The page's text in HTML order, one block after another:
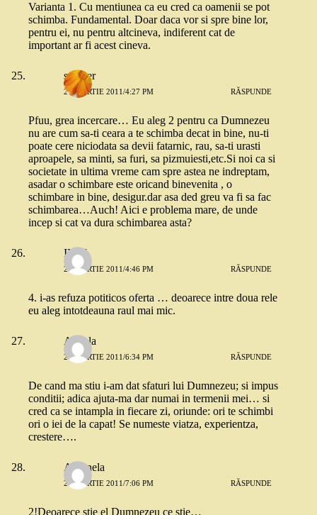
Varianta 1. Cu mentiunea ca eu cred ca oamenii se pot
schimba. Fundamental. Doar daca vor si spre bine lor,
pentru ei, nu pentru altcineva, indiferent cat de
important ar fi acest cineva.
szqwer
29 MARTIE 2011/4:27 PM RĂSPUNDE
Pfuu, grea incercare… Eu aleg 2 pentru ca Dumnezeu
nu are cum sa-ti ceara a te schimba decat in bine, nu-ti
poate cere niciodata sa devii fatarnic, rau, sa-ti urasti
aproapele, sa minti, sa furi, sa pizmuiesti,etc.Si noi ca si
societate in ultima vreme cam spre astea ne indreptam,
asadar o schimbare este oricand binevenita , o
schimbare in bine, desigur.dar asa ded greu va fi sa fac
schimbarea…Auch! Aici e problema mare, de unde
incep si cat va dura schimbarea asta?
INTJ
29 MARTIE 2011/4:46 PM RĂSPUNDE
4. i-as refuza potiticos oferta … deoarece intre doua rele
eu aleg intotdeauna raul mai mic.
Angela
29 MARTIE 2011/6:34 PM RĂSPUNDE
De cand ma stiu i-am dat sfaturi lui Dumnezeu; si impus
conditii; adica ajuta-ma dar numai in termenii mei… si
cred ca se intampla in fiecare zi, oriunde: ori te schimbi
ori o iei de la capat! Se numeste viatza, experientza,
crestere….
Antonela
29 MARTIE 2011/7:06 PM RĂSPUNDE
2!Deoarece stie el Dumnezeu ce stie…